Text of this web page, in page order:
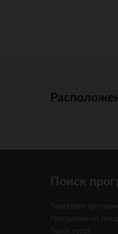
Поиск
Поисковик
Программы по
Поиск вузов